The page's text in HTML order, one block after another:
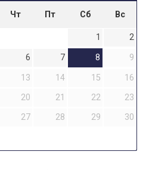
Чт Пт Сб Вс
1
2
6 7 8
9
13 14 15
16
20 21 22
23
27 28 29
30